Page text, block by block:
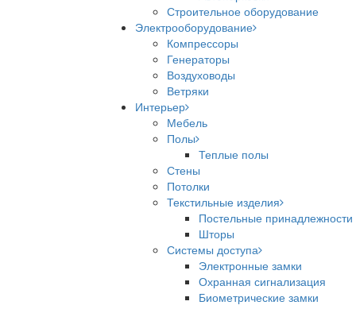
Строительное оборудование
Электрооборудование
Компрессоры
Генераторы
Воздуховоды
Ветряки
Интерьер
Мебель
Полы
Теплые полы
Стены
Потолки
Текстильные изделия
Постельные принадлежности
Шторы
Системы доступа
Электронные замки
Охранная сигнализация
Биометрические замки